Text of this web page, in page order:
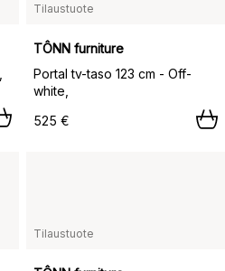
Tilaustuote
TÔNN furniture
Portal tv-taso 123 cm - Off-
white,
525 €
Tilaustuote